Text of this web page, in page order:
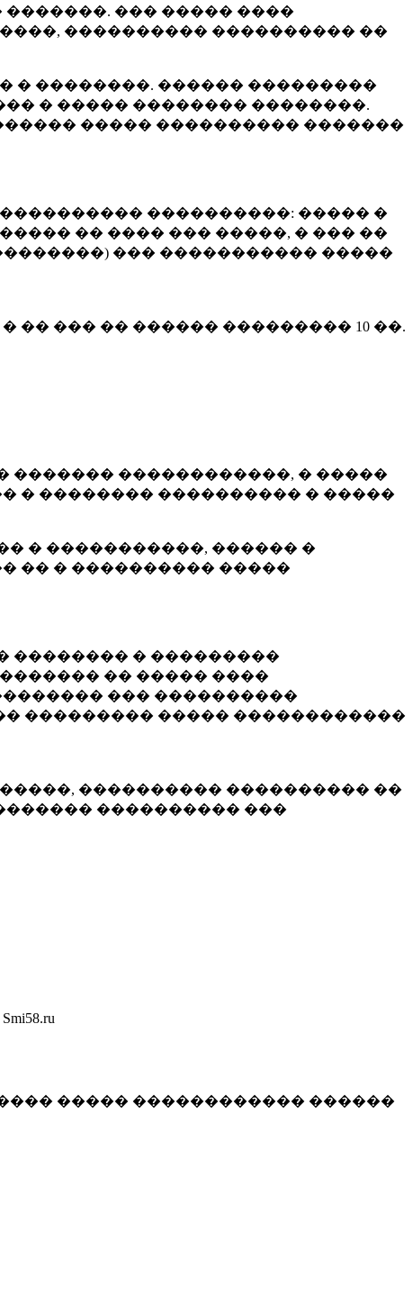
��� ����� ����
���������� ���������� ��
� ��������. ������ ���������
� ����� �������� ��������.
����� ���������� �������
����������: ����� �
�� ���� ��� �����, � ��� ��
��� ����������� �����
�� ��� �� ������ ��������� 10 ��.
������� ������������, � �����
� �������� ���������� � �����
� �����������, ������ �
�� � ���������� �����
�������� � ���������
�� ����� ����
��� ����������
��������� ����� ������������
���������� ���������� ��
���������� ���
����� ������������ ������